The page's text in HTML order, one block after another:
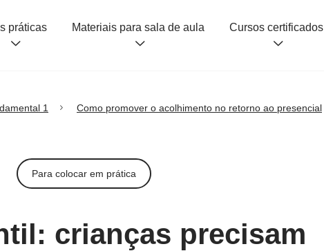
práticas Materiais para sala de aula Cursos certificados
1 Como promover o acolhimento no retorno ao presencial
Para colocar em prática
crianças precisam